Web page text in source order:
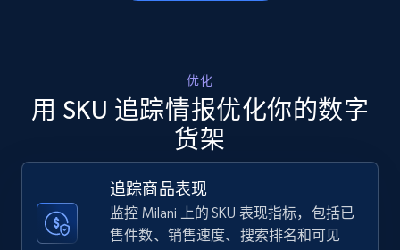
Walmart - products - Discover products by
using sku numbers
URL, Final price, Sku, Currency, Gtin,
Specifications, Image urls, Top reviews, and
more.
875+ 立即开始
优化
用 SKU 追踪情报优化你的数字
货架
追踪商品表现
监控 Milani 上的 SKU 表现指标，包括已
售件数、销售速度、搜索排名和可见